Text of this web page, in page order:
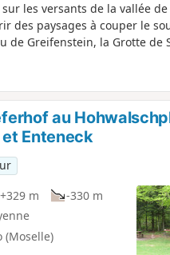
les versants de la vallée
des paysages à couper le
de Greifenstein, la Grotte de
au
Enteneck
+329 m
-330 m
(Moselle)